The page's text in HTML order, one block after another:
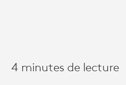
4 minutes de lecture